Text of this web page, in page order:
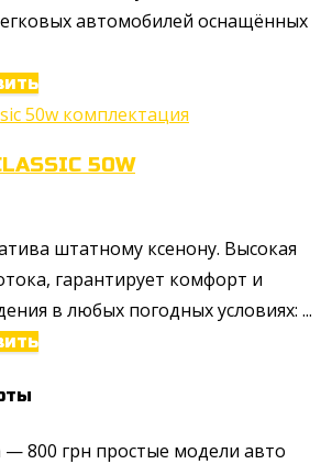
автомобилей оснащённых
50W
штатному ксенону. Высокая
гарантирует комфорт и
в любых погодных условиях: ...
— 800 грн простые модели авто